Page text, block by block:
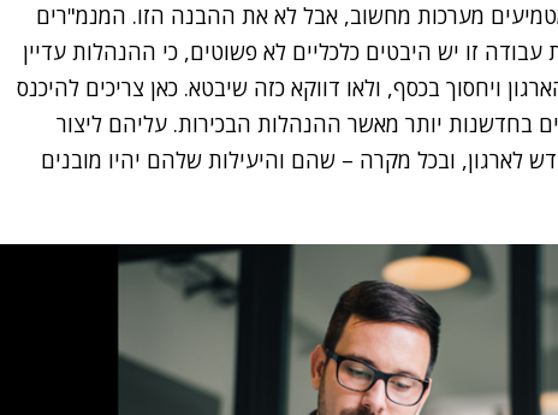
מערכות מחשוב, אבל לא את ההבנה הזו. המנמ"רים
זו יש היבטים כלכליים לא פשוטים, כי ההנהלות עדיין
ויחסוך בכסף, ולאו דווקא כזה שיבטא. כאן צריכים להיכנס
בחדשנות יותר מאשר ההנהלות הבכירות. עליהם ליצור
לארגון, ובכל מקרה – שהם והיעילות שלהם יהיו מובנים